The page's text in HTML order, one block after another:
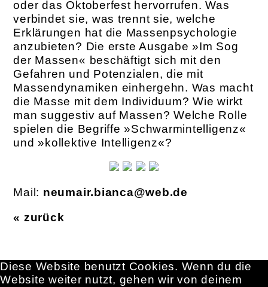
oder das Oktoberfest hervorrufen. Was
verbindet sie, was trennt sie, welche
Erklärungen hat die Massenpsychologie
anzubieten? Die erste Ausgabe »Im Sog
der Massen« beschäftigt sich mit den
Gefahren und Potenzialen, die mit
Massendynamiken einhergehn. Was macht
die Masse mit dem Individuum? Wie wirkt
man suggestiv auf Massen? Welche Rolle
spielen die Begriffe »Schwarmintelligenz«
und »kollektive Intelligenz«?
Mail: neumair.bianca@web.de
« zurück
Diese Website benutzt Cookies. Wenn du die
Website weiter nutzt, gehen wir von deinem